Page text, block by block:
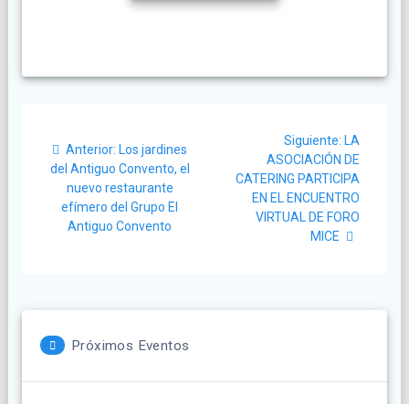
de
entradas
Anterior: Post
anterior:
Los jardines
del Antiguo Convento, el
nuevo restaurante
efímero del Grupo El
Antiguo Convento
Siguiente: Siguiente
post:
LA
ASOCIACIÓN DE
CATERING PARTICIPA
EN EL ENCUENTRO
VIRTUAL DE FORO
MICE
Próximos Eventos